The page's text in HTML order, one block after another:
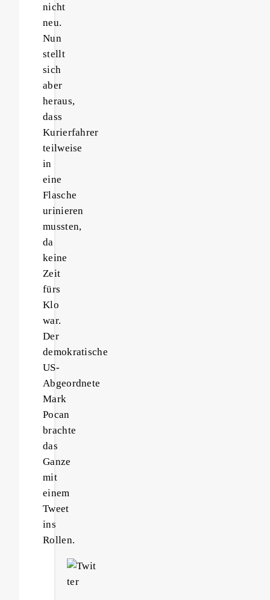
nicht
neu.
Nun
stellt
sich
aber
heraus,
dass
Kurierfahrer
teilweise
in
eine
Flasche
urinieren
mussten,
da
keine
Zeit
fürs
Klo
war.
Der
demokratische
US-
Abgeordnete
Mark
Pocan
brachte
das
Ganze
mit
einem
Tweet
ins
Rollen.